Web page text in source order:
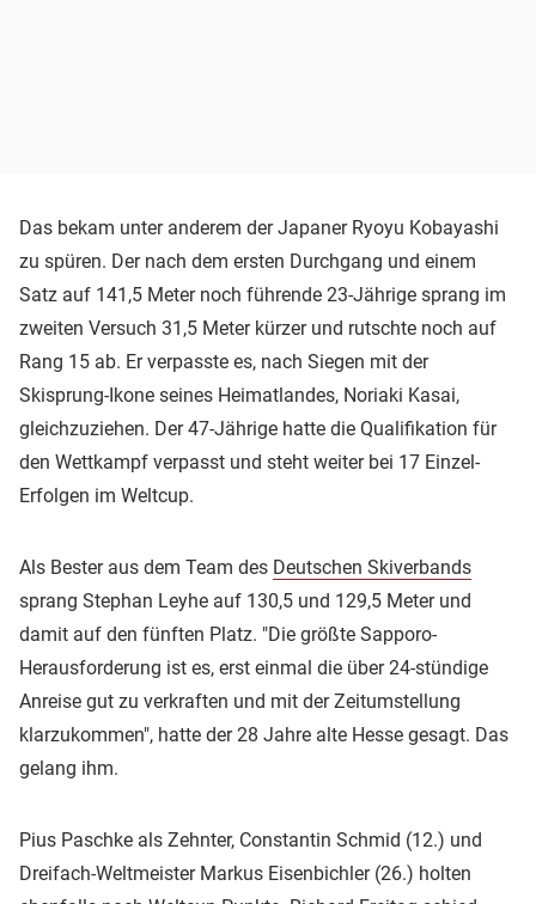
Das bekam unter anderem der Japaner Ryoyu Kobayashi
zu spüren. Der nach dem ersten Durchgang und einem
Satz auf 141,5 Meter noch führende 23-Jährige sprang im
zweiten Versuch 31,5 Meter kürzer und rutschte noch auf
Rang 15 ab. Er verpasste es, nach Siegen mit der
Skisprung-Ikone seines Heimatlandes, Noriaki Kasai,
gleichzuziehen. Der 47-Jährige hatte die Qualifikation für
den Wettkampf verpasst und steht weiter bei 17 Einzel-
Erfolgen im Weltcup.
Als Bester aus dem Team des Deutschen Skiverbands
sprang Stephan Leyhe auf 130,5 und 129,5 Meter und
damit auf den fünften Platz. "Die größte Sapporo-
Herausforderung ist es, erst einmal die über 24-stündige
Anreise gut zu verkraften und mit der Zeitumstellung
klarzukommen", hatte der 28 Jahre alte Hesse gesagt. Das
gelang ihm.
Pius Paschke als Zehnter, Constantin Schmid (12.) und
Dreifach-Weltmeister Markus Eisenbichler (26.) holten